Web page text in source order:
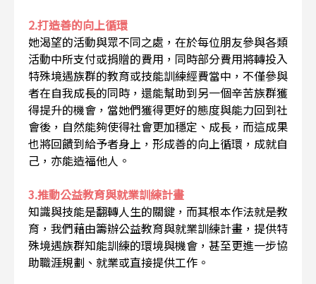
2.打造善的向上循環
她渴望的活動與眾不同之處，在於每位朋友參與各類
活動中所支付或捐贈的費用，同時部分費用將轉投入
特殊境遇族群的教育或技能訓練經費當中，不僅參與
者在自我成長的同時，還能幫助到另一個辛苦族群獲
得提升的機會，當她們獲得更好的態度與能力回到社
會後，自然能夠使得社會更加穩定、成長，而這成果
也將回饋到給予者身上，形成善的向上循環，成就自
己，亦能造福他人。
3.推動公益教育與就業訓練計畫
知識與技能是翻轉人生的關鍵，而其根本作法就是教
育，我們藉由籌辦公益教育與就業訓練計畫，提供特
殊境遇族群知能訓練的環境與機會，甚至更進一步協
助職涯規劃、就業或直接提供工作。